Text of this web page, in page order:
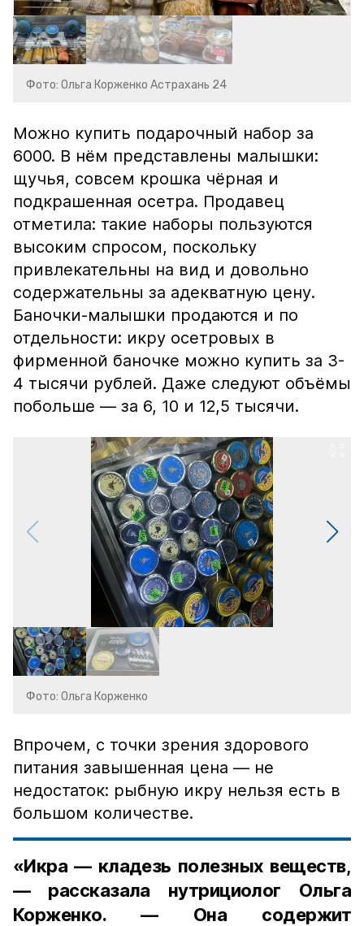
Фото: Ольга Корженко Астрахань 24
Можно купить подарочный набор за
6000. В нём представлены малышки:
щучья, совсем крошка чёрная и
подкрашенная осетра. Продавец
отметила: такие наборы пользуются
высоким спросом, поскольку
привлекательны на вид и довольно
содержательны за адекватную цену.
Баночки-малышки продаются и по
отдельности: икру осетровых в
фирменной баночке можно купить за 3-
4 тысячи рублей. Даже следуют объёмы
побольше — за 6, 10 и 12,5 тысячи.
Фото: Ольга Корженко
Впрочем, с точки зрения здорового
питания завышенная цена — не
недостаток: рыбную икру нельзя есть в
большом количестве.
«Икра — кладезь полезных веществ,
— рассказала нутрициолог Ольга
Корженко. — Она содержит